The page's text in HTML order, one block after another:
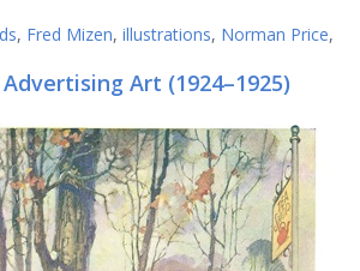
, Fred Mizen, illustrations, Norman Price,
Art (1924–1925)